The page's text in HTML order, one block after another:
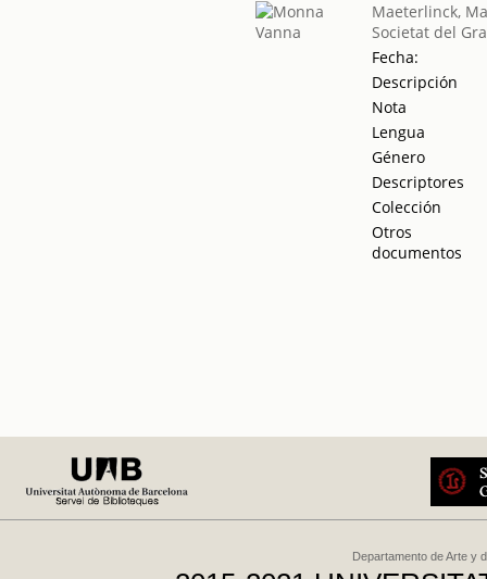
Maeterlinck,
Societat del
Fecha:
Descripción
Nota
Lengua
Género
Descriptores
Colección
Otros
documentos
Departamento de Arte y